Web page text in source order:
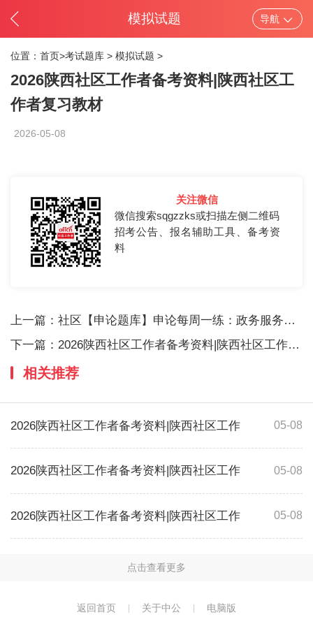
模拟试题 导航
位置： 首页>考试题库> 模拟试题 >
2026陕西社区工作者备考资料|陕西社区工
作者复习教材
2026-05-08
关注微信
微信搜索sqgzzks或扫描左侧二维码
招考公告、报名辅助工具、备考资
料
上一篇： 社区【申论题库】申论每周一练：政务服务新媒
下一篇： 2026陕西社区工作者备考资料|陕西社区工作者
相关推荐
2026陕西社区工作者备考资料|陕西社区工作 05-08
2026陕西社区工作者备考资料|陕西社区工作 05-08
2026陕西社区工作者备考资料|陕西社区工作 05-08
点击查看更多
返回首页 关于中公 电脑版